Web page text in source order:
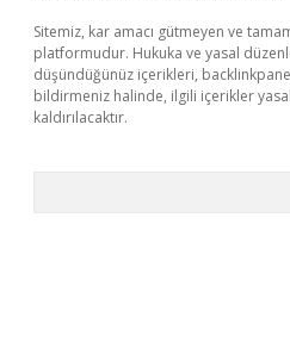
Sitemiz, kar amacı gütmeyen ve
platformudur. Hukuka ve yasal
düşündüğünüz içerikleri,
bildirmeniz halinde, ilgili içerikler
kaldırılacaktır.